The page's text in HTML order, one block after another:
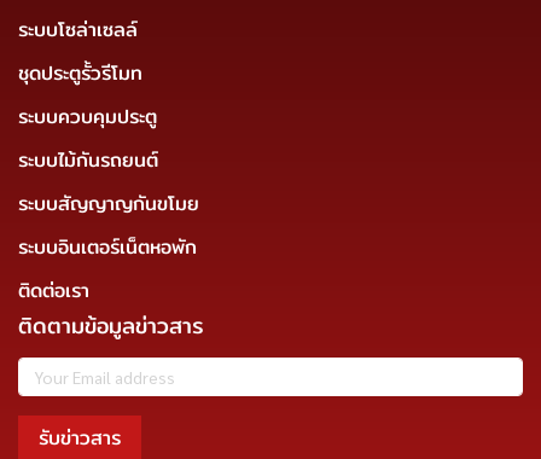
ระบบโซล่าเซลล์
ชุดประตูรั้วรีโมท
ระบบควบคุมประตู
ระบบไม้กันรถยนต์
ระบบสัญญาญกันขโมย
ระบบอินเตอร์เน็ตหอพัก
ติดต่อเรา
ติดตามข้อมูลข่าวสาร
รับข่าวสาร